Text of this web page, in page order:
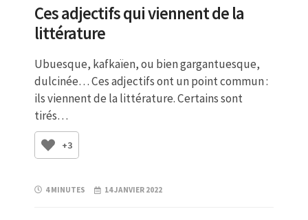
Ces adjectifs qui viennent de la
littérature
Ubuesque, kafkaïen, ou bien gargantuesque,
dulcinée… Ces adjectifs ont un point commun :
ils viennent de la littérature. Certains sont
tirés…
+3
4 MINUTES 14 JANVIER 2022